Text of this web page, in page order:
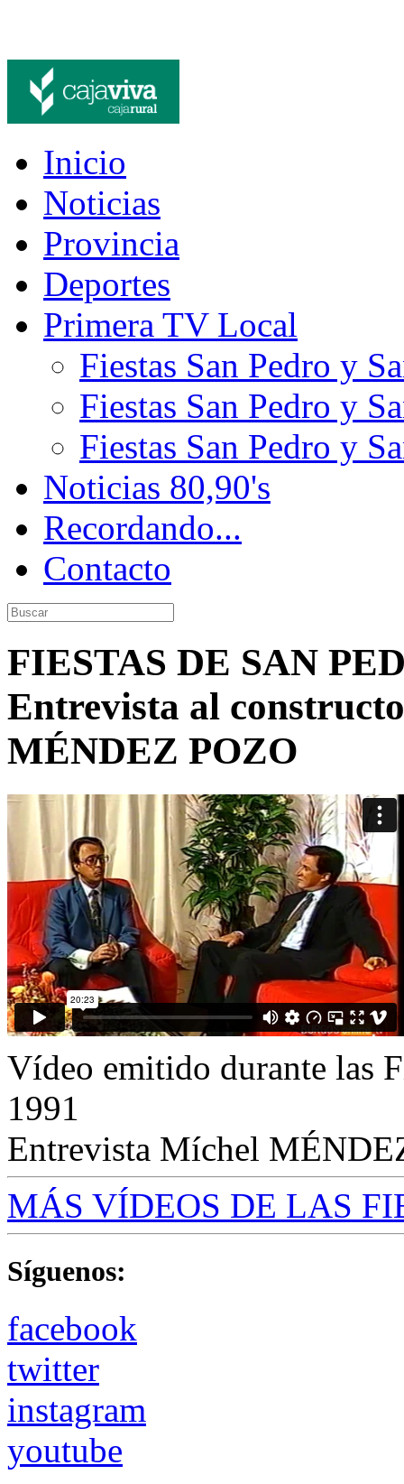
Inicio
Noticias
Provincia
Deportes
Primera TV Local
Fiestas San Pedro y
Fiestas San Pedro y
Fiestas San Pedro y
Noticias 80,90's
Recordando...
Contacto
FIESTAS DE SAN
Entrevista al
MÉNDEZ POZO
Vídeo emitido durante las
1991
Entrevista Míchel
MÁS VÍDEOS DE LAS
Síguenos:
facebook
twitter
instagram
youtube